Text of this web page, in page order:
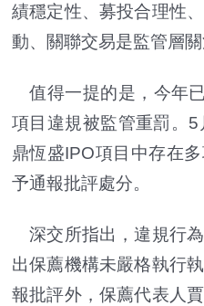
績穩定性、募投合理性
動、關聯交易是監管層關
值得一提的是，今年
項目違規被監管重罰。
鼎恆盛IPO項目中存在
予通報批評處分。
深交所指出，違規行
出保薦機構未嚴格執行
報批評外，保薦代表人